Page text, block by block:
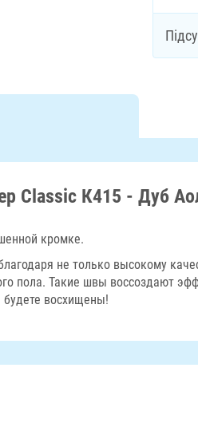
Classic К415 - Дуб
кромке.
не только высокому
пола. Такие швы воссоздают
восхищены!